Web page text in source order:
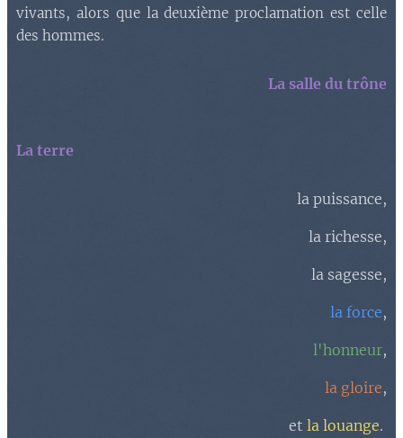
vivants, alors que la deuxième proclamation est celle
des hommes.
La salle du trône
La terre
la puissance,
la richesse,
la sagesse,
la force,
l'honneur,
la gloire,
et la louange.